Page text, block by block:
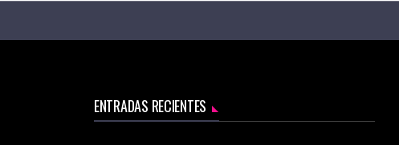
ENTRADAS RECIENTES